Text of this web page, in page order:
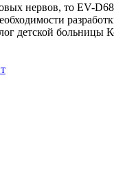
нервов, то EV-
детской больницы